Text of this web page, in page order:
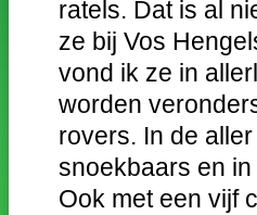
ratels. Dat is al
ze bij Vos
vond ik ze in
worden
rovers. In de
snoekbaars en
Ook met een vijf